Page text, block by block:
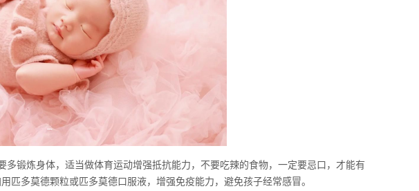
锻炼身体，适当做体育运动增强抵抗能力，不要吃辣的食物，一定要忌口，才能有
多莫德颗粒或匹多莫德口服液，增强免疫能力，避免孩子经常感冒。